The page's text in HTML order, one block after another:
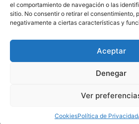
el comportamiento de navegación o las
sitio. No consentir o retirar el consentimiento,
negativamente a ciertas características y
Aceptar
Denegar
Ver
CookiesPolítica de Privacidad
Enlaces de
Política De
Aviso Legal
Cookies
PodcastMassiveball™, todos los